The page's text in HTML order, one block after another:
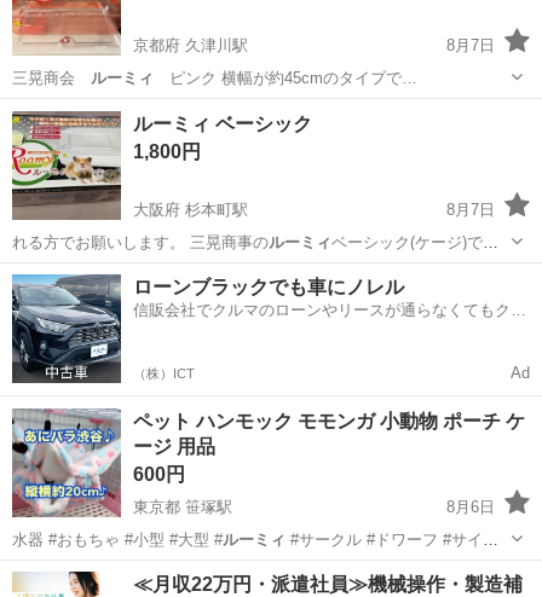
京都府 久津川駅
8月7日
三晃商会 ルーミィ ピンク 横幅が約45cmのタイプで…
京都 城陽市
ルーミィ ベーシック
1,800円
大阪府 杉本町駅
8月7日
れる方でお願いします。 三晃商事のルーミィベーシック(ケージ)です
数年ハムス…
大阪 大阪市 杉本町駅 その他
ローンブラックでも車にノレル
信販会社でクルマのローンやリースが通らなくてもクル
（株）ICT Ad
ペット ハンモック モモンガ 小動物 ポーチ ケ
ージ 用品
600円
東京都 笹塚駅
8月6日
水器 #おもちゃ #小型 #大型 #ルーミィ #サークル #ドワーフ #サイレ
ン…
東京 渋谷区 笹塚駅 その他 ゴールデン
≪月収22万円・派遣社員≫機械操作・製造補